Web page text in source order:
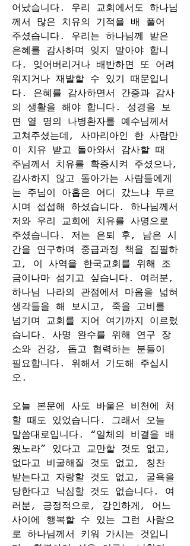
어났습니다. 우리 교회에서도 하나님
께서 많은 치유의 기적을 배 풀어
주셨습니다. 우리는 하나님께 받은
은혜를 감사하며 잊지 말아야 합니
다. 잊어버리거나 배반하면 또 어려
워지거나 재발할 수 있기 때문입니
다. 은혜를 감사하면서 간증과 감사
의 생활을 해야 합니다. 성경을 보
면 열 명의 나병환자를 예수님께서
고쳐주셨는데, 사마리아인 한 사람만
이 치유 받고 돌아와서 감사할 때
주님께서 치유를 확증시켜 주셨으나,
감사하지 않고 돌아가는 사람들에게
는 주님이 아홉은 어디 갔느냐 무르
시며 섭섭해 하셨습니다. 하나님께서
저와 우리 교회에 치유를 사명으로
주셨습니다. 저는 은퇴 후, 남은 시
간을 연구하며 중급과정 책을 집필하
고, 이 사역을 한국교회를 위해 조
금이나마 섬기고 싶습니다. 여러분,
하나님 나라의 관점에서 마음을 넓혀
생각들을 해 보시고, 죽을 고비를
넘기며 교회를 지어 여기까지 이르렀
습니다. 사명 완수를 위해 연구 장
소와 건강, 돕고 협력하는 분들이
필요합니다. 위해서 기도해 주십시
오.
오늘 본문에 사도 바울은 비천에 처
할 때도 있었습니다. 그래서 오늘
말씀대로입니다. “일체의 비결을 배
웠노라” 있다고 교만할 것도 없고,
없다고 비굴해질 것도 없고, 칭찬
받는다고 자랑할 것도 없고, 굴욕을
당한다고 낙심할 것도 없습니다. 여
러분, 긍정적으로, 강인하게, 어느
사이에 행복할 수 있는 그런 사람으
로 하나님께서 키워 가시는 것입니